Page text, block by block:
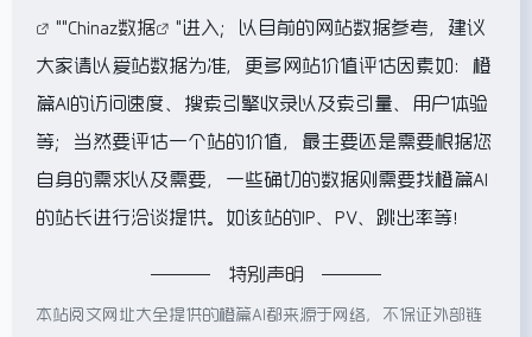
""Chinaz数据
"进入；以目前的网站数据参考，建议
大家请以爱站数据为准，更多网站价值评估因素如：橙
篇AI的访问速度、搜索引擎收录以及索引量、用户体验
等；当然要评估一个站的价值，最主要还是需要根据您
自身的需求以及需要，一些确切的数据则需要找橙篇AI
的站长进行洽谈提供。如该站的IP、PV、跳出率等！
特别声明
本站阅文网址大全提供的橙篇AI都来源于网络，不保证外部链